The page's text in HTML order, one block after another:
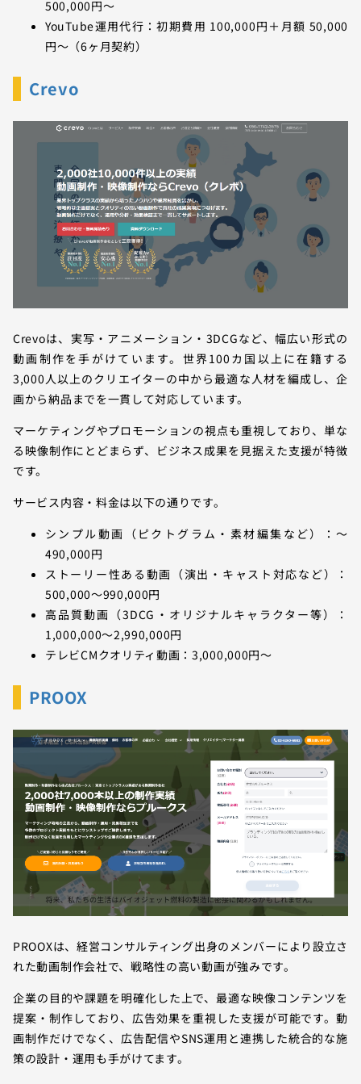
500,000円〜
YouTube運用代行：初期費用 100,000円＋月額 50,000
円〜（6ヶ月契約）
Crevo
Crevoは、実写・アニメーション・3DCGなど、幅広い形式の
動画制作を手がけています。世界100カ国以上に在籍する
3,000人以上のクリエイターの中から最適な人材を編成し、企
画から納品までを一貫して対応しています。
マーケティングやプロモーションの視点も重視しており、単な
る映像制作にとどまらず、ビジネス成果を見据えた支援が特徴
です。
サービス内容・料金は以下の通りです。
シンプル動画（ピクトグラム・素材編集など）：〜
490,000円
ストーリー性ある動画（演出・キャスト対応など）：
500,000〜990,000円
高品質動画（3DCG・オリジナルキャラクター等）：
1,000,000〜2,990,000円
テレビCMクオリティ動画：3,000,000円〜
PROOX
PROOXは、経営コンサルティング出身のメンバーにより設立さ
れた動画制作会社で、戦略性の高い動画が強みです。
企業の目的や課題を明確化した上で、最適な映像コンテンツを
提案・制作しており、広告効果を重視した支援が可能です。動
画制作だけでなく、広告配信やSNS運用と連携した統合的な施
策の設計・運用も手がけてます。